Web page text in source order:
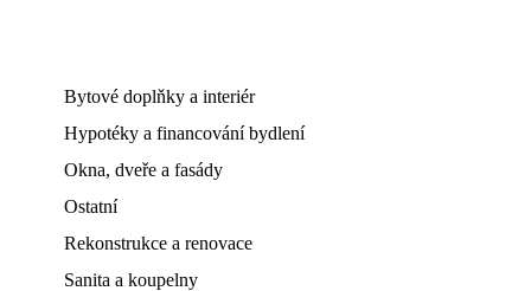
Bytové doplňky a interiér
Hypotéky a financování bydlení
Okna, dveře a fasády
Ostatní
Rekonstrukce a renovace
Sanita a koupelny